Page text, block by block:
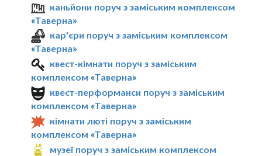
каньйони поруч з заміським комплексом
«Таверна»
кар'єри поруч з заміським комплексом
«Таверна»
квест-кімнати поруч з заміським
комплексом «Таверна»
квест-перформанси поруч з заміським
комплексом «Таверна»
кімнати люті поруч з заміським
комплексом «Таверна»
музеї поруч з заміським комплексом